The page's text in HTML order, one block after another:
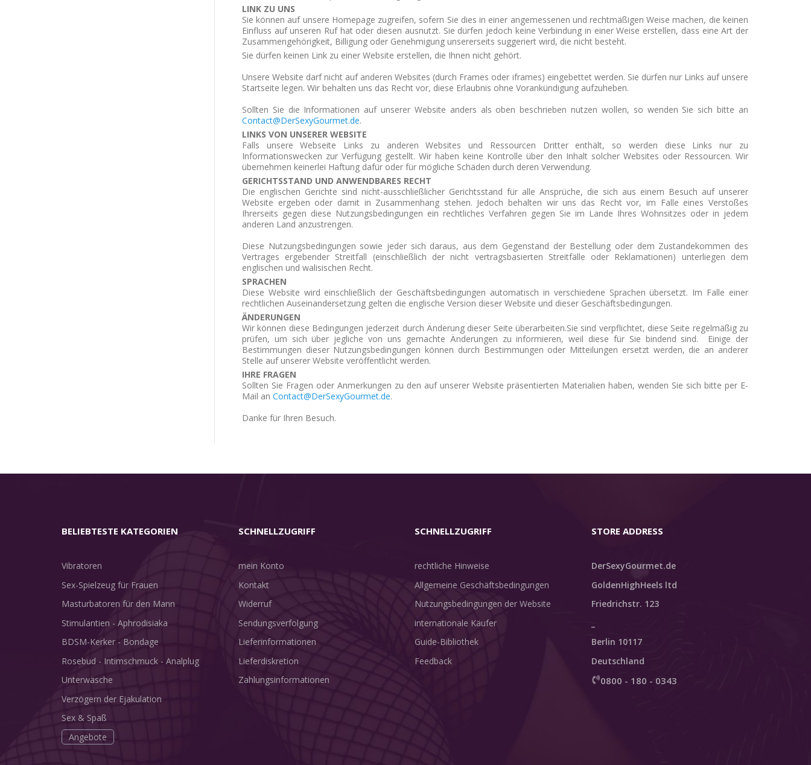
LINK ZU UNS
Sie können auf unsere Homepage zugreifen, sofern Sie dies in einer angemessenen und rechtmäßigen Weise machen, die keinen
Einfluss auf unseren Ruf hat oder diesen ausnutzt. Sie dürfen jedoch keine Verbindung in einer Weise erstellen, dass eine Art der
Zusammengehörigkeit, Billigung oder Genehmigung unsererseits suggeriert wird, die nicht besteht.
Sie dürfen keinen Link zu einer Website erstellen, die Ihnen nicht gehört.
Unsere Website darf nicht auf anderen Websites (durch Frames oder iframes) eingebettet werden. Sie dürfen nur Links auf unsere
Startseite legen. Wir behalten uns das Recht vor, diese Erlaubnis ohne Vorankündigung aufzuheben.
Sollten Sie die Informationen auf unserer Website anders als oben beschrieben nutzen wollen, so wenden Sie sich bitte an
Contact@DerSexyGourmet.de.
LINKS VON UNSERER WEBSITE
Falls unsere Webseite Links zu anderen Websites und Ressourcen Dritter enthält, so werden diese Links nur zu
Informationswecken zur Verfügung gestellt. Wir haben keine Kontrolle über den Inhalt solcher Websites oder Ressourcen. Wir
übernehmen keinerlei Haftung dafür oder für mögliche Schäden durch deren Verwendung.
GERICHTSSTAND UND ANWENDBARES RECHT
Die englischen Gerichte sind nicht-ausschließlicher Gerichtsstand für alle Ansprüche, die sich aus einem Besuch auf unserer
Website ergeben oder damit in Zusammenhang stehen. Jedoch behalten wir uns das Recht vor, im Falle eines Verstoßes
Ihrerseits gegen diese Nutzungsbedingungen ein rechtliches Verfahren gegen Sie im Lande Ihres Wohnsitzes oder in jedem
anderen Land anzustrengen.
Diese Nutzungsbedingungen sowie jeder sich daraus, aus dem Gegenstand der Bestellung oder dem Zustandekommen des
Vertrages ergebender Streitfall (einschließlich der nicht vertragsbasierten Streitfälle oder Reklamationen) unterliegen dem
englischen und walisischen Recht.
SPRACHEN
Diese Website wird einschließlich der Geschäftsbedingungen automatisch in verschiedene Sprachen übersetzt. Im Falle einer
rechtlichen Auseinandersetzung gelten die englische Version dieser Website und dieser Geschäftsbedingungen.
ÄNDERUNGEN
Wir können diese Bedingungen jederzeit durch Änderung dieser Seite überarbeiten.Sie sind verpflichtet, diese Seite regelmäßig zu
prüfen, um sich über jegliche von uns gemachte Änderungen zu informieren, weil diese für Sie bindend sind. Einige der
Bestimmungen dieser Nutzungsbedingungen können durch Bestimmungen oder Mitteilungen ersetzt werden, die an anderer
Stelle auf unserer Website veröffentlicht werden.
IHRE FRAGEN
Sollten Sie Fragen oder Anmerkungen zu den auf unserer Website präsentierten Materialien haben, wenden Sie sich bitte per E-
Mail an Contact@DerSexyGourmet.de.
Danke für Ihren Besuch.
BELIEBTESTE KATEGORIEN
Vibratoren
Sex-Spielzeug für Frauen
Masturbatoren für den Mann
Stimulantien - Aphrodisiaka
BDSM-Kerker - Bondage
Rosebud - Intimschmuck - Analplug
Unterwäsche
Verzögern der Ejakulation
Sex & Spaß
Angebote
SCHNELLZUGRIFF
mein Konto
Kontakt
Widerruf
Sendungsverfolgung
Lieferinformationen
Lieferdiskretion
Zahlungsinformationen
SCHNELLZUGRIFF
rechtliche Hinweise
Allgemeine Geschäftsbedingungen
Nutzungsbedingungen der Website
internationale Käufer
Guide-Bibliothek
Feedback
STORE ADDRESS
DerSexyGourmet.de
GoldenHighHeels ltd
Friedrichstr. 123
Berlin 10117
Deutschland
0800 - 180 - 0343